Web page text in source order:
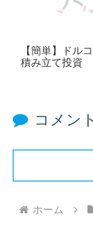
【簡単】ドル
積み立て投資
コメント
ホーム